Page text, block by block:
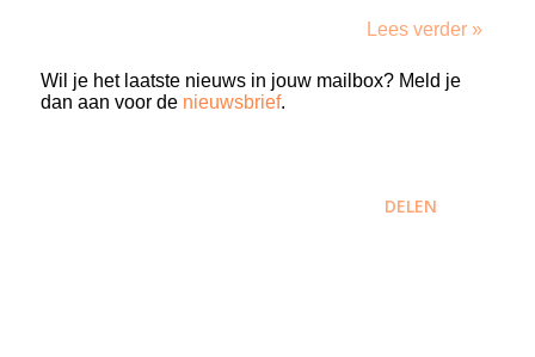
Lees verder »
Wil je het laatste nieuws in jouw mailbox? Meld je
dan aan voor de nieuwsbrief.
DELEN